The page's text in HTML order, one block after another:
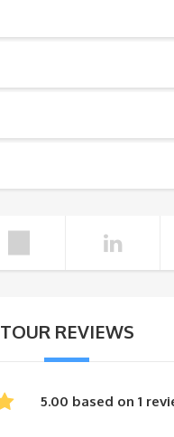
TOUR REVIEWS
5.00 based on 1